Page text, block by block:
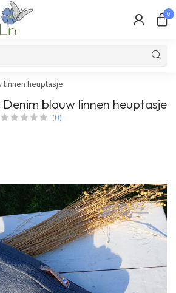
0
linnen heuptasje
Denim blauw linnen heuptasje
(0)